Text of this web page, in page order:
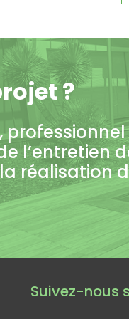
?
l’entretien
réalisation
Suivez-nous